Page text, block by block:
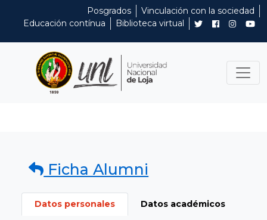
Posgrados
Vinculación con la sociedad
Educación contínua
Biblioteca virtual
Ficha Alumni
Datos personales Datos académicos